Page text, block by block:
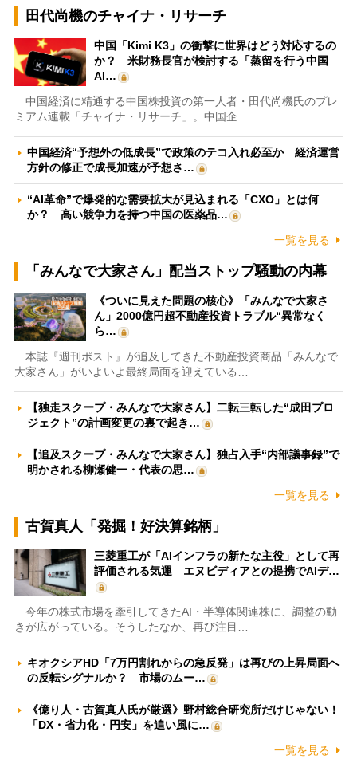
田代尚機のチャイナ・リサーチ
中国「Kimi K3」の衝撃に世界はどう対応するの
か？ 米財務長官が検討する「蒸留を行う中国
AI…
中国経済に精通する中国株投資の第一人者・田代尚機氏のプレ
ミアム連載「チャイナ・リサーチ」。中国企…
中国経済“予想外の低成長”で政策のテコ入れ必至か 経済運営
方針の修正で成長加速が予想さ…
“AI革命”で爆発的な需要拡大が見込まれる「CXO」とは何
か？ 高い競争力を持つ中国の医薬品…
一覧を見る
「みんなで大家さん」配当ストップ騒動の内幕
《ついに見えた問題の核心》「みんなで大家さ
ん」2000億円超不動産投資トラブル“異常なく
ら…
本誌『週刊ポスト』が追及してきた不動産投資商品「みんなで
大家さん」がいよいよ最終局面を迎えている…
【独走スクープ・みんなで大家さん】二転三転した“成田プロ
ジェクト”の計画変更の裏で起き…
【追及スクープ・みんなで大家さん】独占入手“内部議事録”で
明かされる柳瀬健一・代表の思…
一覧を見る
古賀真人「発掘！好決算銘柄」
三菱重工が「AIインフラの新たな主役」として再
評価される気運 エヌビディアとの提携でAIデ…
今年の株式市場を牽引してきたAI・半導体関連株に、調整の動
きが広がっている。そうしたなか、再び注目…
キオクシアHD「7万円割れからの急反発」は再びの上昇局面へ
の反転シグナルか？ 市場のムー…
《億り人・古賀真人氏が厳選》野村総合研究所だけじゃない！
「DX・省力化・円安」を追い風に…
一覧を見る